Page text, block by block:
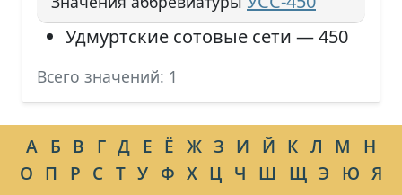
Удмуртские сотовые сети — 450
Всего значений: 1
А Б В Г Д Е Ё Ж З И Й К Л М
Н
О П Р С Т У Ф Х Ц Ч Ш Щ Э Ю Я